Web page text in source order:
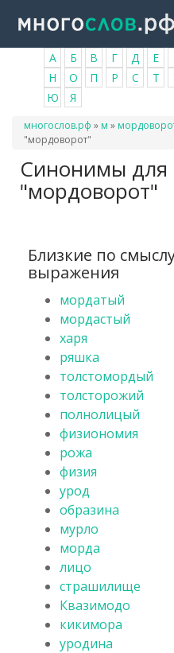
основному
содержанию
А Б В Г Д Е
Н
О П Р С Т
Ю
Я
Вы
здесь
многослов.рф » м »
"мордоворот"
Синонимы для
"мордоворот"
Близкие по
выражения
мордатый
мордастый
харя
ряшка
толстомордый
толсторожий
полнолицый
физиономия
рожа
физия
урод
образина
мурло
морда
лицо
страшилище
Квазимодо
кикимора
уродина